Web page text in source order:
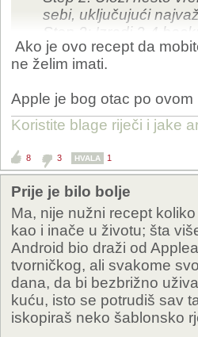
sebi, uključujući
Step 3: Izradi 2-4
Step 4: Svako toliko,
backup
Step 4.5 - za fanatike:
učinit da od svježe-
prijašnje stanje?
Step 5: ne ljuti ljute
Ako je ovo recept da
ne želim imati.
Apple je bog otac po ovom
Koristite blage riječi i jake
8 3 HVALA 1
Prije je bilo bolje
Ma, nije nužni recept
kao i inače u životu; šta
Android bio draži od
tvorničkog, ali svakome
dana, da bi bezbrižno
kuću, isto se potrudiš sav
iskopiraš neko šablonsko